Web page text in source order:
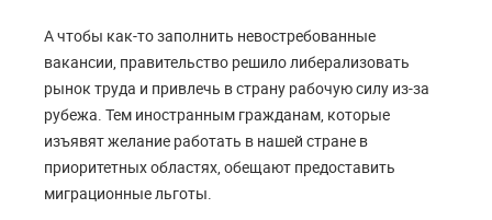
А чтобы как-то заполнить невостребованные
вакансии, правительство решило либерализовать
рынок труда и привлечь в страну рабочую силу из-за
рубежа. Тем иностранным гражданам, которые
изъявят желание работать в нашей стране в
приоритетных областях, обещают предоставить
миграционные льготы.